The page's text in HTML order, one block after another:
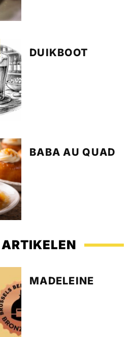
DUIKBOOT
BABA AU QUAD
MADELEINE